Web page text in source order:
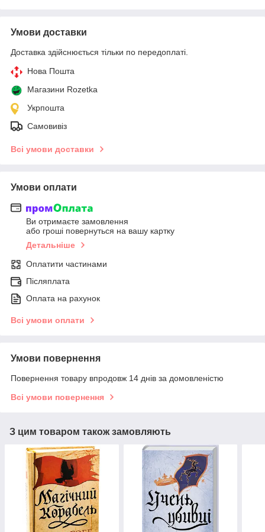
Умови доставки
Доставка здійснюється тільки по передоплаті.
Нова Пошта
Магазини Rozetka
Укрпошта
Самовивіз
Всі умови доставки
Умови оплати
Ви отримаєте замовлення
або гроші повернуться на вашу картку
Детальніше
Оплатити частинами
Післяплата
Оплата на рахунок
Всі умови оплати
Умови повернення
Повернення товару впродовж 14 днів за домовленістю
Всі умови повернення
З цим товаром також замовляють